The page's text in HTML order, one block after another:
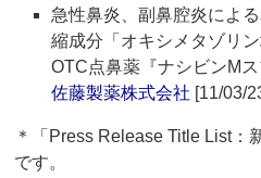
急性鼻炎、副鼻腔炎によ
縮成分「オキシメタゾリ
OTC点鼻薬『ナシビンM
佐藤製薬株式会社 [11/03/
＊「Press Release Title List：
です。